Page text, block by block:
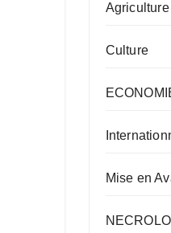
Agriculture
Culture
Mise en